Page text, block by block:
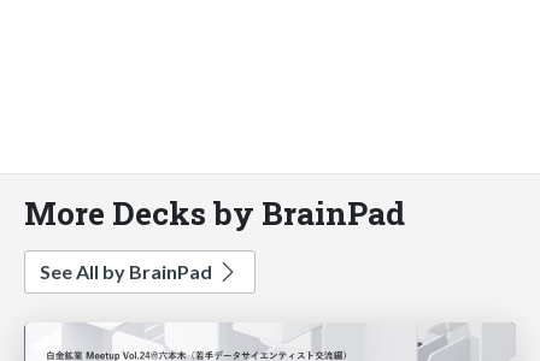
More Decks by BrainPad
See All by BrainPad